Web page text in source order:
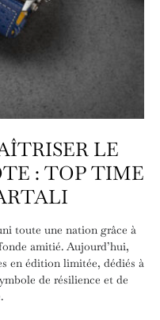
LE
: TOP TIME
toute une nation grâce à
amitié. Aujourd’hui,
en édition limitée, dédiés à
de résilience et de